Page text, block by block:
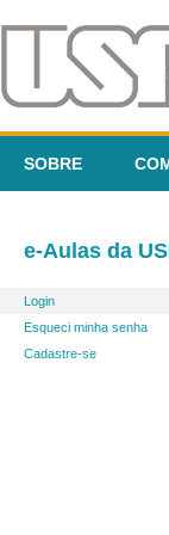
SOBRE
e-Aulas da
Login
Esqueci minha senha
Cadastre-se